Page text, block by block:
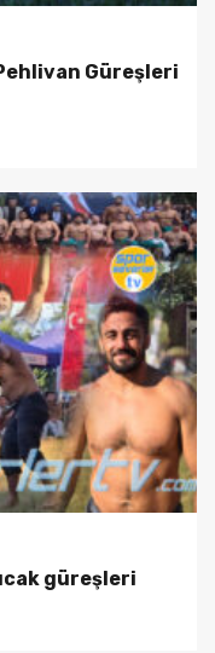
Güreşleri
güreşleri